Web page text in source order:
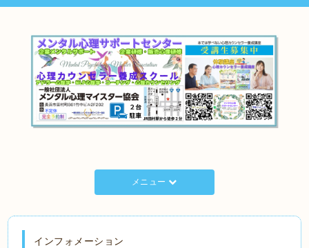
メニュー
インフォメーション